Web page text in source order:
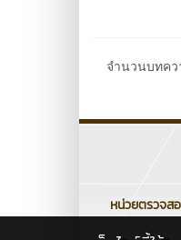
จำนวนบทคว
หน่วยตรวจส